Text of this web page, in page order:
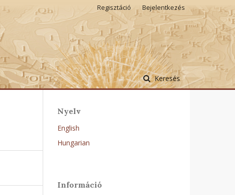
Keresés
Regisztáció Bejelentkezés
Nyelv
English
Hungarian
Információ